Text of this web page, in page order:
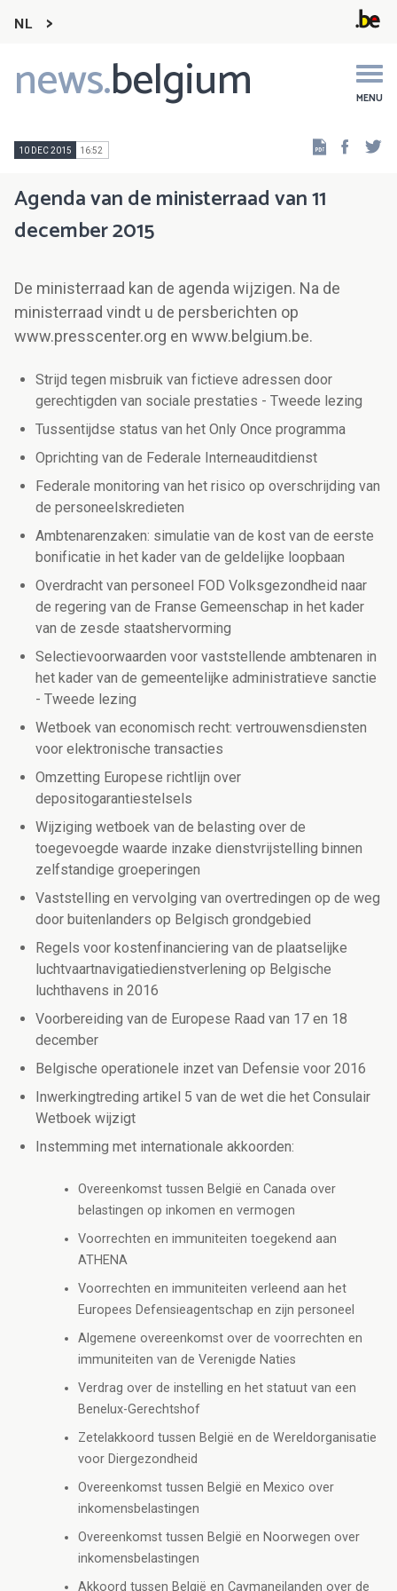
NL
news.belgium MENU
Main
navigation
10 DEC 2015 16:52
Agenda van de ministerraad van 11
december 2015
De ministerraad kan de agenda wijzigen. Na de
ministerraad vindt u de persberichten op
www.presscenter.org en www.belgium.be.
Strijd tegen misbruik van fictieve adressen door
gerechtigden van sociale prestaties - Tweede lezing
Tussentijdse status van het Only Once programma
Oprichting van de Federale Interneauditdienst
Federale monitoring van het risico op overschrijding van
de personeelskredieten
Ambtenarenzaken: simulatie van de kost van de eerste
bonificatie in het kader van de geldelijke loopbaan
Overdracht van personeel FOD Volksgezondheid naar
de regering van de Franse Gemeenschap in het kader
van de zesde staatshervorming
Selectievoorwaarden voor vaststellende ambtenaren in
het kader van de gemeentelijke administratieve sanctie
- Tweede lezing
Wetboek van economisch recht: vertrouwensdiensten
voor elektronische transacties
Omzetting Europese richtlijn over
depositogarantiestelsels
Wijziging wetboek van de belasting over de
toegevoegde waarde inzake dienstvrijstelling binnen
zelfstandige groeperingen
Vaststelling en vervolging van overtredingen op de weg
door buitenlanders op Belgisch grondgebied
Regels voor kostenfinanciering van de plaatselijke
luchtvaartnavigatiedienstverlening op Belgische
luchthavens in 2016
Voorbereiding van de Europese Raad van 17 en 18
december
Belgische operationele inzet van Defensie voor 2016
Inwerkingtreding artikel 5 van de wet die het Consulair
Wetboek wijzigt
Instemming met internationale akkoorden:
Overeenkomst tussen België en Canada over
belastingen op inkomen en vermogen
Voorrechten en immuniteiten toegekend aan
ATHENA
Voorrechten en immuniteiten verleend aan het
Europees Defensieagentschap en zijn personeel
Algemene overeenkomst over de voorrechten en
immuniteiten van de Verenigde Naties
Verdrag over de instelling en het statuut van een
Benelux-Gerechtshof
Zetelakkoord tussen België en de Wereldorganisatie
voor Diergezondheid
Overeenkomst tussen België en Mexico over
inkomensbelastingen
Overeenkomst tussen België en Noorwegen over
inkomensbelastingen
Akkoord tussen België en Caymaneilanden over de